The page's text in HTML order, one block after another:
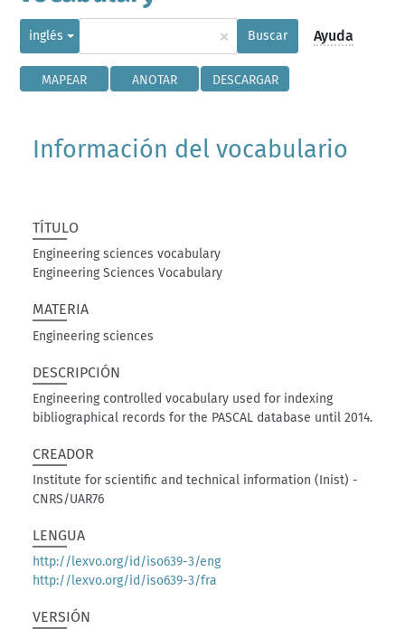
inglés × Buscar Ayuda
MAPEAR ANOTAR DESCARGAR
Información del vocabulario
TÍTULO
Engineering sciences vocabulary
Engineering Sciences Vocabulary
MATERIA
Engineering sciences
DESCRIPCIÓN
Engineering controlled vocabulary used for indexing
bibliographical records for the PASCAL database until 2014.
CREADOR
Institute for scientific and technical information (Inist) -
CNRS/UAR76
LENGUA
http://lexvo.org/id/iso639-3/eng
http://lexvo.org/id/iso639-3/fra
VERSIÓN